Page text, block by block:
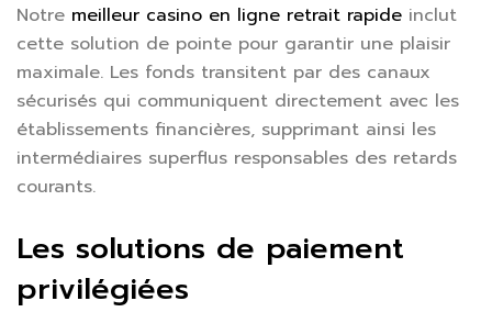
Notre meilleur casino en ligne retrait rapide inclut
cette solution de pointe pour garantir une plaisir
maximale. Les fonds transitent par des canaux
sécurisés qui communiquent directement avec les
établissements financières, supprimant ainsi les
intermédiaires superflus responsables des retards
courants.
Les solutions de paiement
privilégiées